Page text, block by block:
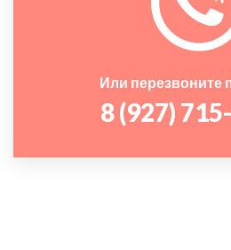
Или перезвоните
8 (927)